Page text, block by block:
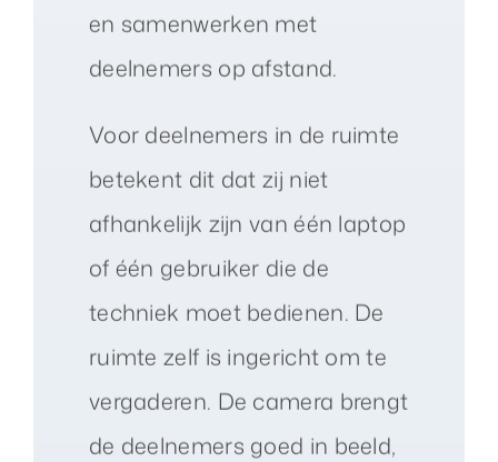
en samenwerken met
deelnemers op afstand.
Voor deelnemers in de ruimte
betekent dit dat zij niet
afhankelijk zijn van één laptop
of één gebruiker die de
techniek moet bedienen. De
ruimte zelf is ingericht om te
vergaderen. De camera brengt
de deelnemers goed in beeld,